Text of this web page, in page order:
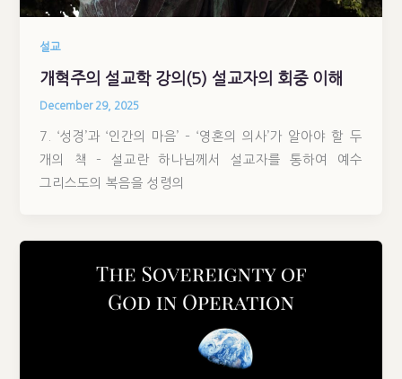
설교
개혁주의 설교학 강의(5) 설교자의 회중 이해
December 29, 2025
7. ‘성경’과 ‘인간의 마음’ – ‘영혼의 의사’가 알아야 할 두
개의 책 – 설교란 하나님께서 설교자를 통하여 예수
그리스도의 복음을 성령의